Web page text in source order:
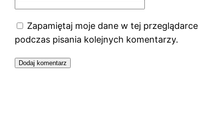
Zapamiętaj moje dane w tej przeglądarce
podczas pisania kolejnych komentarzy.